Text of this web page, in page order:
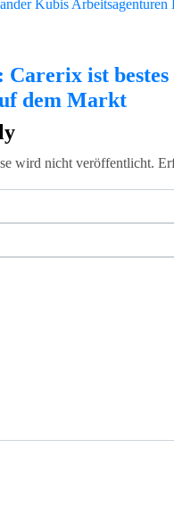
Kubis Arbeitsagenturen
Carerix ist bestes
dem Markt
wird nicht veröffentlicht.